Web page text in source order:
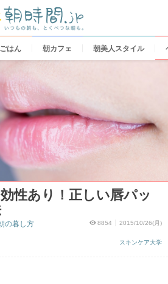
はん 朝カフェ 朝美人スタイル
性あり！正しい唇パッ
8854 2015/10/26(月)
スキンケア大学
の暮し方